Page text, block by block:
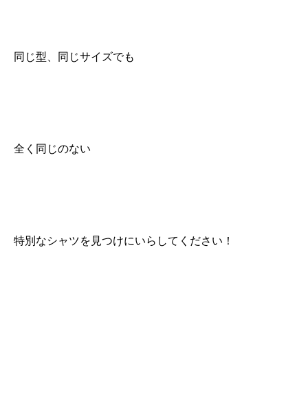
同じ型、同じサイズでも
全く同じのない
特別なシャツを見つけにいらしてください！